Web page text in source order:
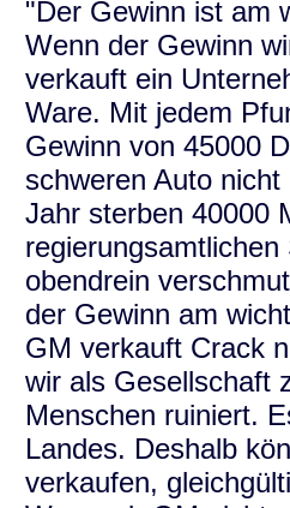
"Der Gewinn ist am
Wenn der Gewinn
verkauft ein
Ware. Mit jedem
Gewinn von 45000
schweren Auto
Jahr sterben 40000
obendrein
der Gewinn am
GM verkauft Crack
wir als Gesellschaft
Menschen ruiniert.
Landes. Deshalb
verkaufen,